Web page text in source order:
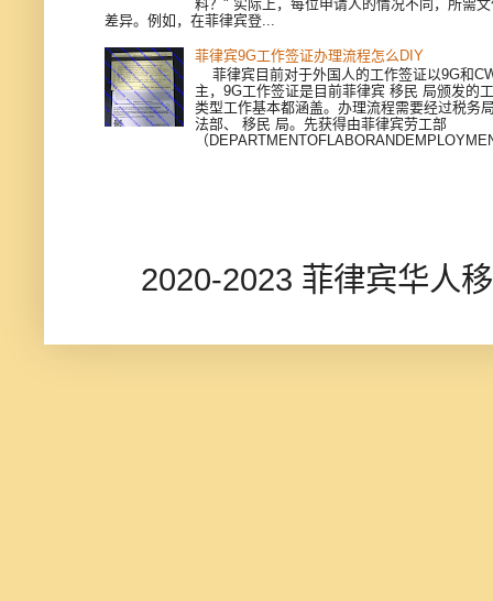
料？" 实际上，每位申请人的情况不同，所需
差异。例如，在菲律宾登...
菲律宾9G工作签证办理流程怎么DIY
菲律宾目前对于外国人的工作签证以9G和
主，9G工作签证是目前菲律宾 移民 局颁发的
类型工作基本都涵盖。办理流程需要经过税务
法部、 移民 局。先获得由菲律宾劳工部
（
2020-2023 菲律宾华人